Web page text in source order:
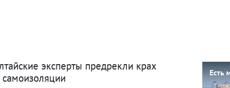
эксперты предрекли крах
Есть